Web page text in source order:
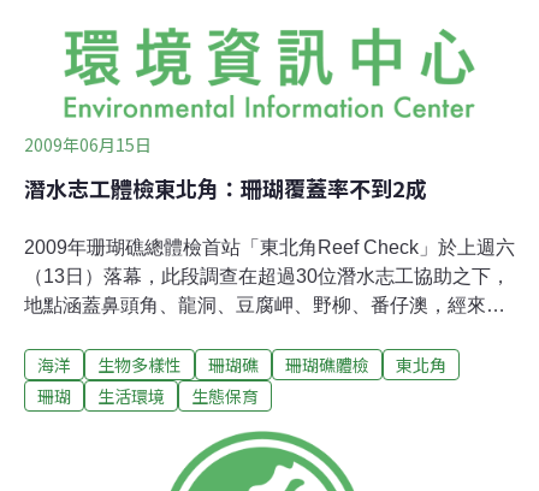
生，還會再自行生長復原。負責指標性魚類調查的
2009年06月15日
潛水志工體檢東北角：珊瑚覆蓋率不到2成
2009年珊瑚礁總體檢首站「東北角Reef Check」於上週六
（13日）落幕，此段調查在超過30位潛水志工協助之下，
地點涵蓋鼻頭角、龍洞、豆腐岬、野柳、番仔澳，經來自
瑚覆蓋率為最佳，其他地點珊瑚覆蓋率則鮮少超過20%。
台灣珊瑚礁體檢今年首度由民間團體發起，主辦單位「台
選擇台灣潛水活動起源之東北角區域做為體檢首站。 東北
角發展甚早且與都會區連結緊密，早期無節制的人為影響
海洋 生物多樣性 珊瑚礁 珊瑚礁體檢
東北角
珊瑚
生活環境 生態保育